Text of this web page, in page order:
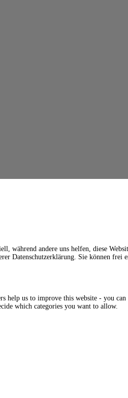
während andere uns helfen, diese
Datenschutzerklärung. Sie können frei
help us to improve this website - you
which categories you want to allow.